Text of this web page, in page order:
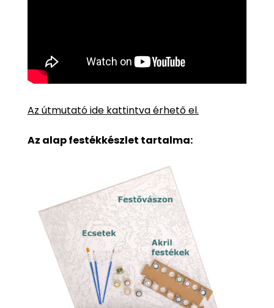
Az útmutató ide kattintva érhető el.
Az alap festékkészlet tartalma: